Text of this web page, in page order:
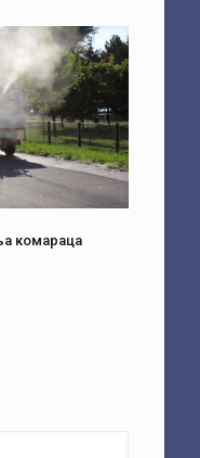
комараца